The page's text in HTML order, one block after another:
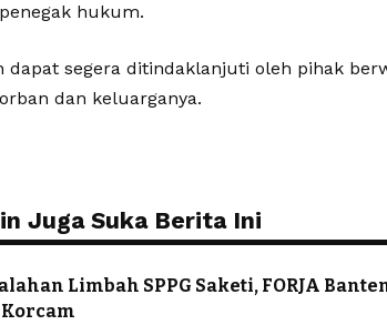
hukum.
dapat segera ditindaklanjuti oleh pihak
dan keluarganya.
Juga Suka Berita Ini
Limbah SPPG Saketi, FORJA